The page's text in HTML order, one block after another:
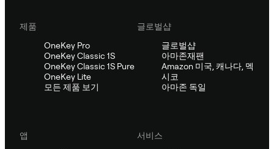
제품
OneKey Pro
OneKey Classic 1S
OneKey Classic 1S Pure
OneKey Lite
모든 제품 보기
글로벌샵
글로벌샵
아마존재팬
Amazon 미국, 캐나다, 멕
시코
아마존 독일
앱
서비스